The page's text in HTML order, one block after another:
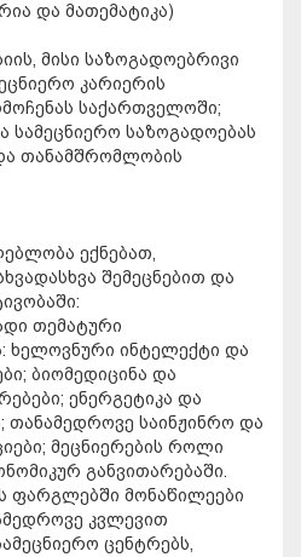
და მათემატიკა)
მისი საზოგადოებრივი
კარიერის
საქართველოში;
სამეცნიერო საზოგადოებას
თანამშრომლობის
ექნებათ,
შემეცნებით და
თემატური
ხელოვნური ინტელექტი და
ბიომედიცინა და
ენერგეტიკა და
თანამედროვე საინჟინრო და
მეცნიერების როლი
განვითარებაში.
ფარგლებში მონაწილეები
კვლევით
ცენტრებს,